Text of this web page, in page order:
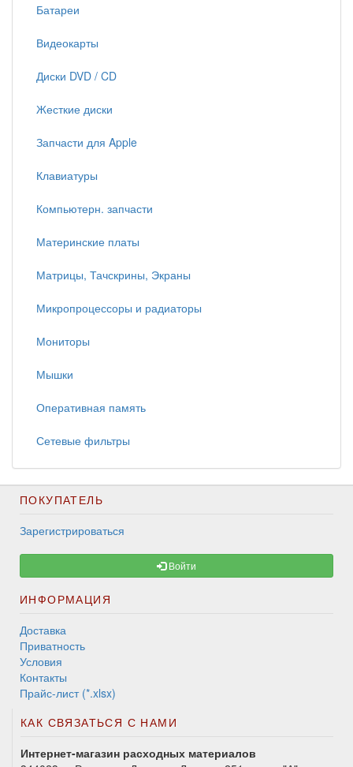
Батареи
Видеокарты
Диски DVD / CD
Жесткие диски
Запчасти для Apple
Клавиатуры
Компьютерн. запчасти
Материнские платы
Матрицы, Тачскрины, Экраны
Микропроцессоры и радиаторы
Мониторы
Мышки
Оперативная память
Сетевые фильтры
ПОКУПАТЕЛЬ
Зарегистрироваться
Войти
ИНФОРМАЦИЯ
Доставка
Приватность
Условия
Контакты
Прайс-лист (*.xlsx)
КАК СВЯЗАТЬСЯ С НАМИ
Интернет-магазин расходных материалов